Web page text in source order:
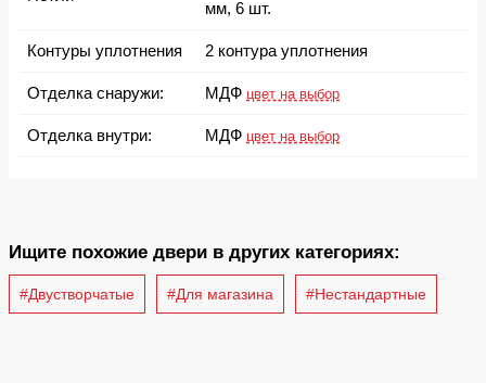
мм, 6 шт.
Контуры уплотнения 2 контура уплотнения
Отделка снаружи: МДФ цвет на выбор
Отделка внутри: МДФ цвет на выбор
Ищите похожие двери в других категориях:
#Двустворчатые #Для магазина #Нестандартные